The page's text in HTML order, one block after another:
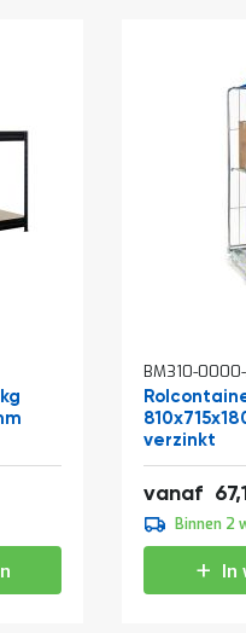
BM310-
verzinkt
vanaf
Binnen 2
In